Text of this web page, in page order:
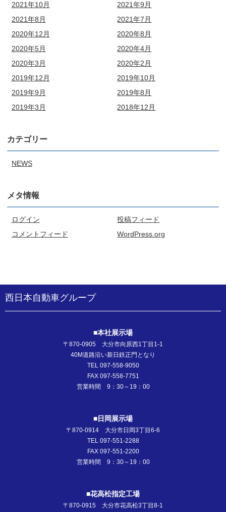
2021年10月
2021年9月
2021年8月
2021年7月
2020年12月
2020年8月
2020年5月
2020年4月
2020年3月
2020年2月
2019年12月
2019年10月
2019年9月
2019年8月
2019年3月
2018年12月
カテゴリー
NEWS
メタ情報
ログイン
投稿フィード
コメントフィード
WordPress.org
西日本自動車グループ
■本社展示場
〒870-0905 大分市向原西1丁目1-1
40M道路沿い新日鉄正門となり
TEL 097-558-9050
FAX 097-558-7751
営業時間 9：30～19：00
■日岡展示場
〒870-0914 大分市日岡3丁目6-6
TEL 097-551-2288
FAX 097-551-2200
営業時間 9：30～19：00
■花高松指定工場
〒870-0915 大分市花高松3丁目8-1